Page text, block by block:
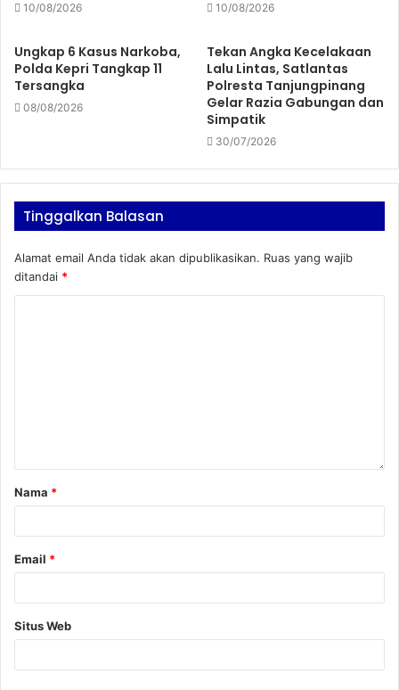
10/08/2026 10/08/2026
Ungkap 6 Kasus Narkoba,
Polda Kepri Tangkap 11
Tersangka
08/08/2026
Tekan Angka Kecelakaan
Lalu Lintas, Satlantas
Polresta Tanjungpinang
Gelar Razia Gabungan dan
Simpatik
30/07/2026
Tinggalkan Balasan
Alamat email Anda tidak akan dipublikasikan. Ruas yang wajib
ditandai *
Nama *
Email *
Situs Web